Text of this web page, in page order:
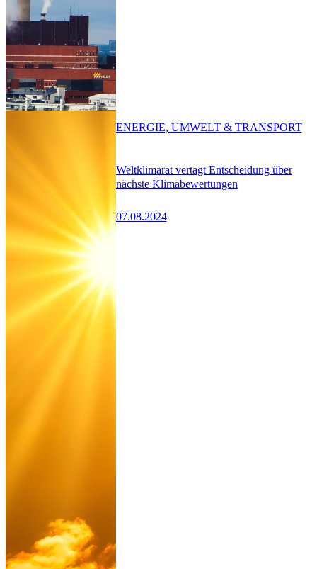
Weltklimarat vertagt Entscheidung über
nächste Klimabewertungen
07.08.2024
ENERGIE, UMWELT & TRANSPORT